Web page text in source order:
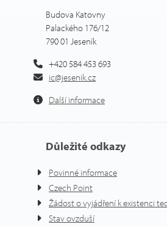
Budova Katovny
Palackého 176/12
790 01 Jeseník
+420 584 453 693
ic@jesenik.cz
Další informace
Důležité odkazy
Povinné informace
Czech Point
Žádost o vyjádření k existenci
Stav ovzduší